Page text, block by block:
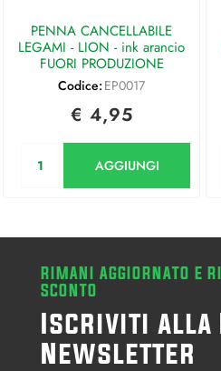
PENNA CANCELLABILE
LEGAMI - LION - ink arancio
FUORI PRODUZIONE
Codice: EP0017
€ 4,95
AGGIUNGI
RIMANI AGGIORNATO E
SCONTO
Iscriviti alla
Newsletter